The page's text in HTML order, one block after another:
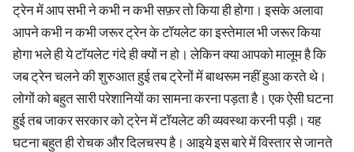
ट्रेन में आप सभी ने कभी न कभी सफ़र तो किया ही होगा। इसके अलावा
आपने कभी न कभी जरूर ट्रेन के टॉयलेट का इस्तेमाल भी जरूर किया
होगा भले ही ये टॉयलेट गंदे ही क्यों न हो। लेकिन क्या आपको मालूम है कि
जब ट्रेन चलने की शुरुआत हुई तब ट्रेनों में बाथरूम नहीं हुआ करते थे।
लोगों को बहुत सारी परेशानियों का सामना करना पड़ता है। एक ऐसी घटना
हुई तब जाकर सरकार को ट्रेन में टॉयलेट की व्यवस्था करनी पड़ी। यह
घटना बहुत ही रोचक और दिलचस्प है। आइये इस बारे में विस्तार से जानते